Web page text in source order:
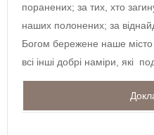
поранених; за тих, хто
наших полонених; за
Богом бережене наше місто
всі інші добрі наміри, які